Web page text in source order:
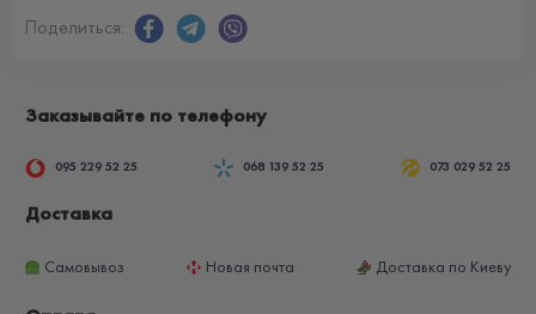
Поделиться:
Заказывайте по телефону
095 229 52 25 068 139 52 25 073 029 52 25
Доставка
Самовывоз Новая почта Доставка по Киеву